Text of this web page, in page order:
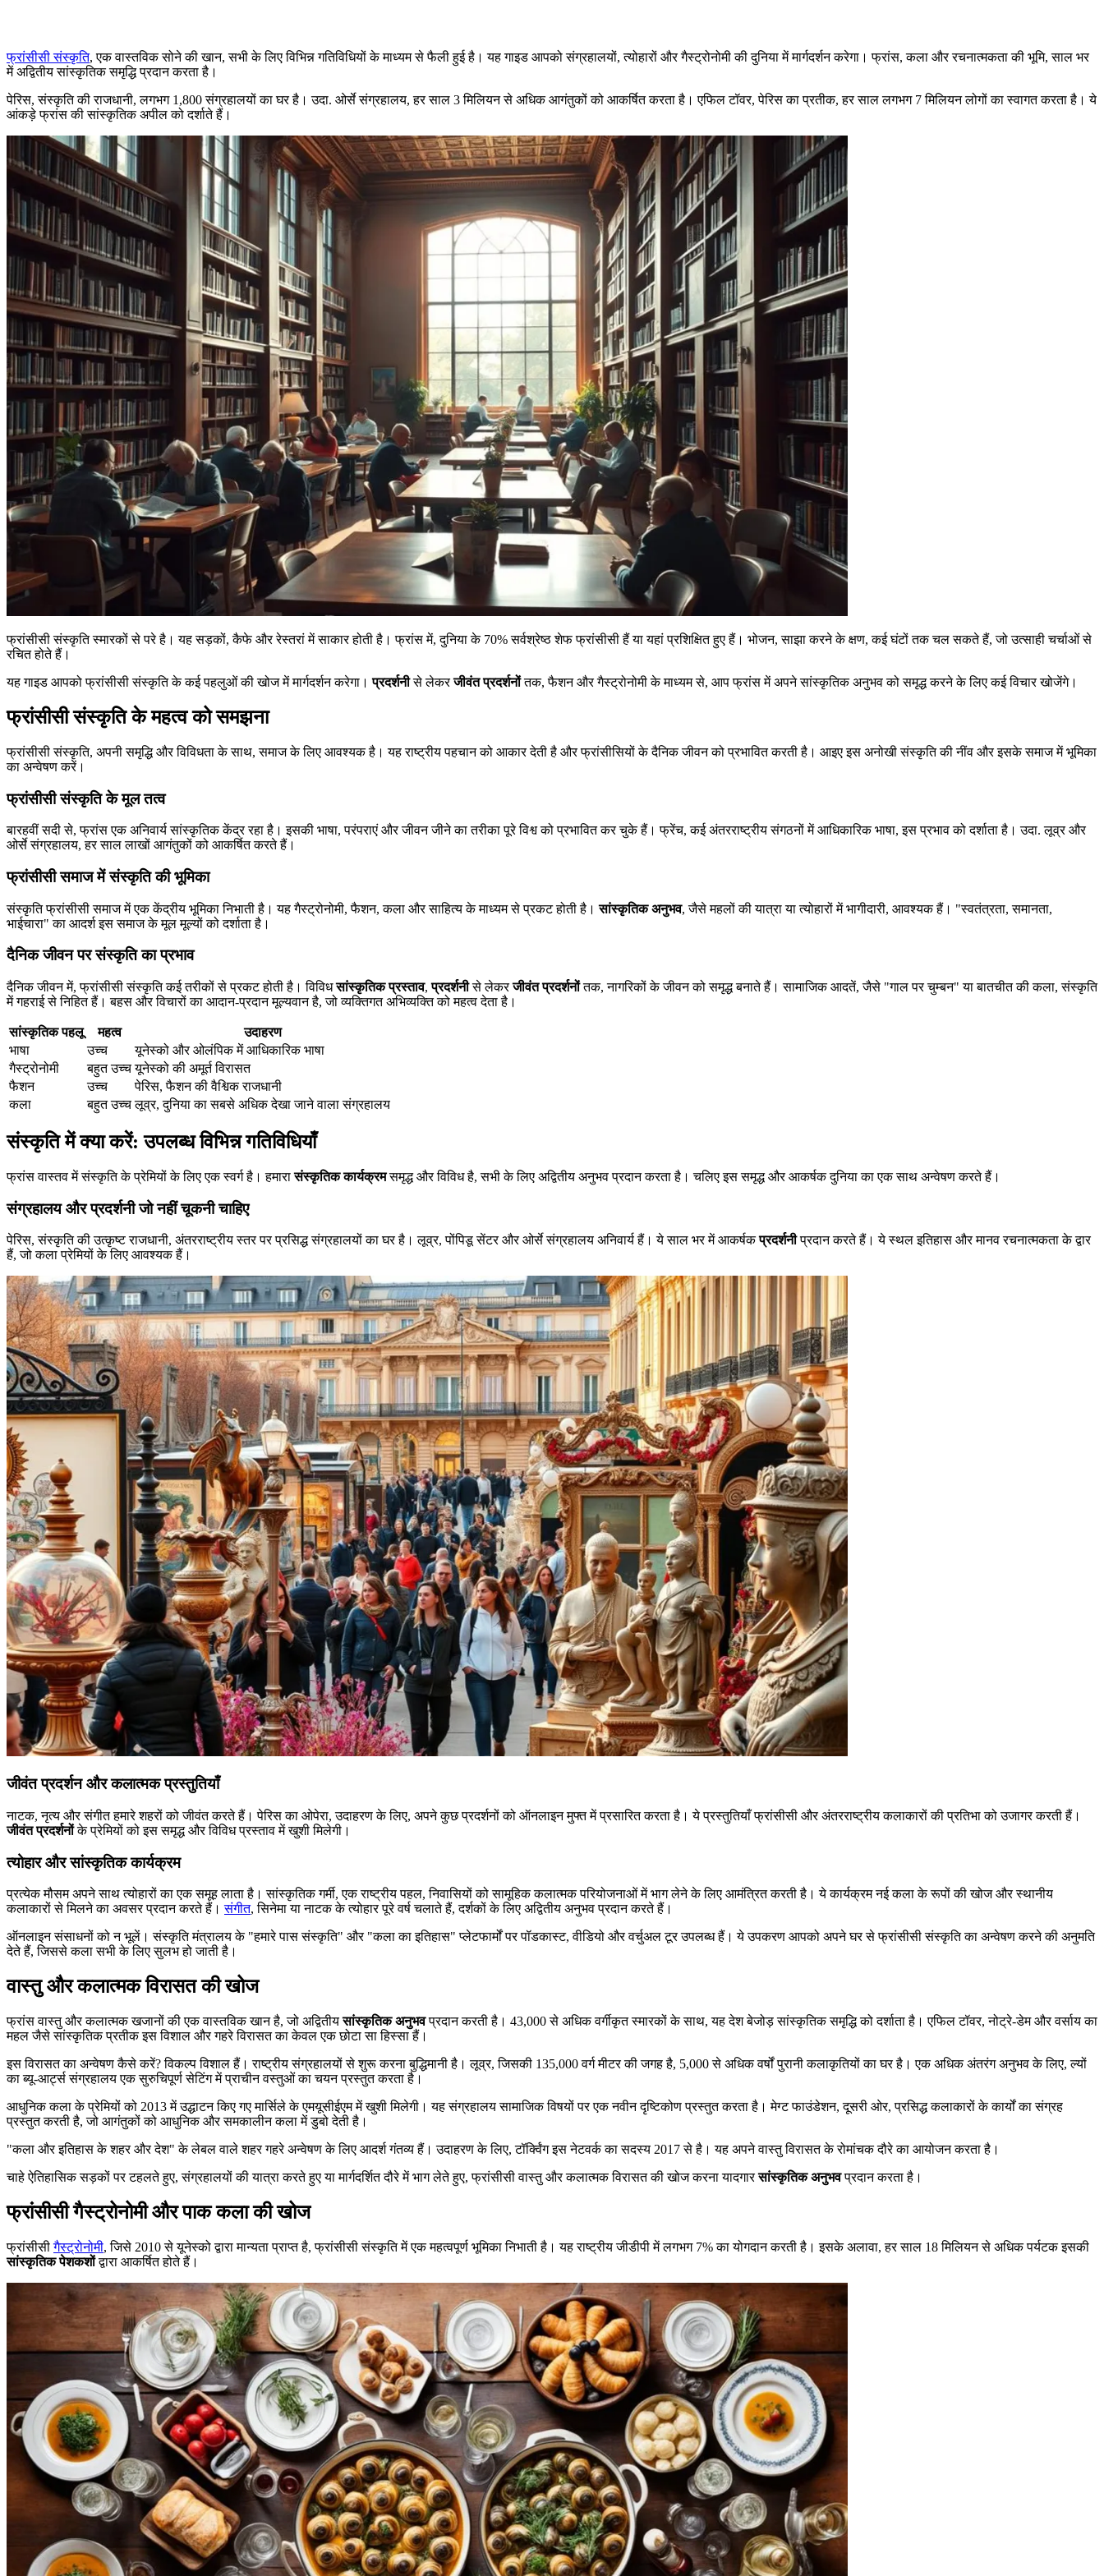
फ्रांसीसी संस्कृति, एक वास्तविक सोने की खान, सभी के लिए विभिन्न गतिविधियों के माध्यम से फैली हुई है। यह गाइड आपको संग्रहालयों, त्योहारों और गैस्ट्रोनोमी की दुनिया में मार्गदर्शन करेगा। फ्रांस, कला और रचनात्मकता की भूमि, साल भर
में अद्वितीय सांस्कृतिक समृद्धि प्रदान करता है।
पेरिस, संस्कृति की राजधानी, लगभग 1,800 संग्रहालयों का घर है। उदा. ओर्से संग्रहालय, हर साल 3 मिलियन से अधिक आगंतुकों को आकर्षित करता है। एफिल टॉवर, पेरिस का प्रतीक, हर साल लगभग 7 मिलियन लोगों का स्वागत करता है। ये
आंकड़े फ्रांस की सांस्कृतिक अपील को दर्शाते हैं।
फ्रांसीसी संस्कृति स्मारकों से परे है। यह सड़कों, कैफे और रेस्तरां में साकार होती है। फ्रांस में, दुनिया के 70% सर्वश्रेष्ठ शेफ फ्रांसीसी हैं या यहां प्रशिक्षित हुए हैं। भोजन, साझा करने के क्षण, कई घंटों तक चल सकते हैं, जो उत्साही चर्चाओं से
रचित होते हैं।
यह गाइड आपको फ्रांसीसी संस्कृति के कई पहलुओं की खोज में मार्गदर्शन करेगा।प्रदर्शनीसे लेकरजीवंत प्रदर्शनोंतक, फैशन और गैस्ट्रोनोमी के माध्यम से, आप फ्रांस में अपने सांस्कृतिक अनुभव को समृद्ध करने के लिए कई विचार खोजेंगे।
फ्रांसीसी संस्कृति के महत्व को समझना
फ्रांसीसी संस्कृति, अपनी समृद्धि और विविधता के साथ, समाज के लिए आवश्यक है। यह राष्ट्रीय पहचान को आकार देती है और फ्रांसीसियों के दैनिक जीवन को प्रभावित करती है। आइए इस अनोखी संस्कृति की नींव और इसके समाज में भूमिका
का अन्वेषण करें।
फ्रांसीसी संस्कृति के मूल तत्व
बारहवीं सदी से, फ्रांस एक अनिवार्य सांस्कृतिक केंद्र रहा है। इसकी भाषा, परंपराएं और जीवन जीने का तरीका पूरे विश्व को प्रभावित कर चुके हैं। फ्रेंच, कई अंतरराष्ट्रीय संगठनों में आधिकारिक भाषा, इस प्रभाव को दर्शाता है। उदा. लूव्र और
ओर्से संग्रहालय, हर साल लाखों आगंतुकों को आकर्षित करते हैं।
फ्रांसीसी समाज में संस्कृति की भूमिका
संस्कृति फ्रांसीसी समाज में एक केंद्रीय भूमिका निभाती है। यह गैस्ट्रोनोमी, फैशन, कला और साहित्य के माध्यम से प्रकट होती है।सांस्कृतिक अनुभव, जैसे महलों की यात्रा या त्योहारों में भागीदारी, आवश्यक हैं। "स्वतंत्रता, समानता,
भाईचारा" का आदर्श इस समाज के मूल मूल्यों को दर्शाता है।
दैनिक जीवन पर संस्कृति का प्रभाव
दैनिक जीवन में, फ्रांसीसी संस्कृति कई तरीकों से प्रकट होती है। विविधसांस्कृतिक प्रस्ताव,प्रदर्शनीसे लेकरजीवंत प्रदर्शनोंतक, नागरिकों के जीवन को समृद्ध बनाते हैं। सामाजिक आदतें, जैसे "गाल पर चुम्बन" या बातचीत की कला, संस्कृति
में गहराई से निहित हैं। बहस और विचारों का आदान-प्रदान मूल्यवान है, जो व्यक्तिगत अभिव्यक्ति को महत्व देता है।
सांस्कृतिक पहलू महत्व
उदाहरण
भाषा
उच्च
यूनेस्को और ओलंपिक में आधिकारिक भाषा
गैस्ट्रोनोमी
बहुत उच्च यूनेस्को की अमूर्त विरासत
फैशन
उच्च
पेरिस, फैशन की वैश्विक राजधानी
कला
बहुत उच्च लूव्र, दुनिया का सबसे अधिक देखा जाने वाला संग्रहालय
संस्कृति में क्या करें: उपलब्ध विभिन्न गतिविधियाँ
फ्रांस वास्तव में संस्कृति के प्रेमियों के लिए एक स्वर्ग है। हमारासंस्कृतिक कार्यक्रमसमृद्ध और विविध है, सभी के लिए अद्वितीय अनुभव प्रदान करता है। चलिए इस समृद्ध और आकर्षक दुनिया का एक साथ अन्वेषण करते हैं।
संग्रहालय और प्रदर्शनी जो नहीं चूकनी चाहिए
पेरिस, संस्कृति की उत्कृष्ट राजधानी, अंतरराष्ट्रीय स्तर पर प्रसिद्ध संग्रहालयों का घर है। लूव्र, पोंपिडू सेंटर और ओर्से संग्रहालय अनिवार्य हैं। ये साल भर में आकर्षकप्रदर्शनीप्रदान करते हैं। ये स्थल इतिहास और मानव रचनात्मकता के द्वार
हैं, जो कला प्रेमियों के लिए आवश्यक हैं।
जीवंत प्रदर्शन और कलात्मक प्रस्तुतियाँ
नाटक, नृत्य और संगीत हमारे शहरों को जीवंत करते हैं। पेरिस का ओपेरा, उदाहरण के लिए, अपने कुछ प्रदर्शनों को ऑनलाइन मुफ्त में प्रसारित करता है। ये प्रस्तुतियाँ फ्रांसीसी और अंतरराष्ट्रीय कलाकारों की प्रतिभा को उजागर करती हैं।
जीवंत प्रदर्शनोंके प्रेमियों को इस समृद्ध और विविध प्रस्ताव में खुशी मिलेगी।
त्योहार और सांस्कृतिक कार्यक्रम
प्रत्येक मौसम अपने साथ त्योहारों का एक समूह लाता है। सांस्कृतिक गर्मी, एक राष्ट्रीय पहल, निवासियों को सामूहिक कलात्मक परियोजनाओं में भाग लेने के लिए आमंत्रित करती है। ये कार्यक्रम नई कला के रूपों की खोज और स्थानीय
कलाकारों से मिलने का अवसर प्रदान करते हैं।संगीत, सिनेमा या नाटक के त्योहार पूरे वर्ष चलाते हैं, दर्शकों के लिए अद्वितीय अनुभव प्रदान करते हैं।
ऑनलाइन संसाधनों को न भूलें। संस्कृति मंत्रालय के "हमारे पास संस्कृति" और "कला का इतिहास" प्लेटफार्मों पर पॉडकास्ट, वीडियो और वर्चुअल टूर उपलब्ध हैं। ये उपकरण आपको अपने घर से फ्रांसीसी संस्कृति का अन्वेषण करने की अनुमति
देते हैं, जिससे कला सभी के लिए सुलभ हो जाती है।
वास्तु और कलात्मक विरासत की खोज
फ्रांस वास्तु और कलात्मक खजानों की एक वास्तविक खान है, जो अद्वितीयसांस्कृतिक अनुभवप्रदान करती है। 43,000 से अधिक वर्गीकृत स्मारकों के साथ, यह देश बेजोड़ सांस्कृतिक समृद्धि को दर्शाता है। एफिल टॉवर, नोट्रे-डेम और वर्साय का
महल जैसे सांस्कृतिक प्रतीक इस विशाल और गहरे विरासत का केवल एक छोटा सा हिस्सा हैं।
इस विरासत का अन्वेषण कैसे करें? विकल्प विशाल हैं। राष्ट्रीय संग्रहालयों से शुरू करना बुद्धिमानी है। लूव्र, जिसकी 135,000 वर्ग मीटर की जगह है, 5,000 से अधिक वर्षों पुरानी कलाकृतियों का घर है। एक अधिक अंतरंग अनुभव के लिए, ल्यों
का ब्यू-आर्ट्स संग्रहालय एक सुरुचिपूर्ण सेटिंग में प्राचीन वस्तुओं का चयन प्रस्तुत करता है।
आधुनिक कला के प्रेमियों को 2013 में उद्घाटन किए गए मार्सिले के एमयूसीईएम में खुशी मिलेगी। यह संग्रहालय सामाजिक विषयों पर एक नवीन दृष्टिकोण प्रस्तुत करता है। मेग्ट फाउंडेशन, दूसरी ओर, प्रसिद्ध कलाकारों के कार्यों का संग्रह
प्रस्तुत करती है, जो आगंतुकों को आधुनिक और समकालीन कला में डुबो देती है।
"कला और इतिहास के शहर और देश" के लेबल वाले शहर गहरे अन्वेषण के लिए आदर्श गंतव्य हैं। उदाहरण के लिए, टॉर्क्विंग इस नेटवर्क का सदस्य 2017 से है। यह अपने वास्तु विरासत के रोमांचक दौरे का आयोजन करता है।
चाहे ऐतिहासिक सड़कों पर टहलते हुए, संग्रहालयों की यात्रा करते हुए या मार्गदर्शित दौरे में भाग लेते हुए, फ्रांसीसी वास्तु और कलात्मक विरासत की खोज करना यादगारसांस्कृतिक अनुभवप्रदान करता है।
फ्रांसीसी गैस्ट्रोनोमी और पाक कला की खोज
फ्रांसीसीगैस्ट्रोनोमी, जिसे 2010 से यूनेस्को द्वारा मान्यता प्राप्त है, फ्रांसीसी संस्कृति में एक महत्वपूर्ण भूमिका निभाती है। यह राष्ट्रीय जीडीपी में लगभग 7% का योगदान करती है। इसके अलावा, हर साल 18 मिलियन से अधिक पर्यटक इसकी
सांस्कृतिक पेशकशोंद्वारा आकर्षित होते हैं।